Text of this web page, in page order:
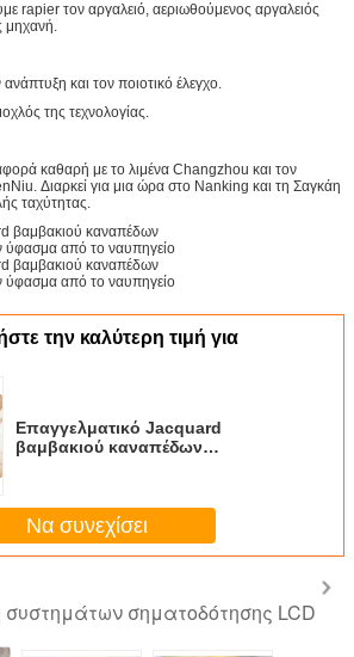
rapier τον αργαλειό, αεριωθούμενος αργαλειός
μηχανή.
και τον ποιοτικό έλεγχο.
της τεχνολογίας.
καθαρή με το λιμένα Changzhou και τον
Διαρκεί για μια ώρα στο Nanking και τη Σαγκάη
ταχύτητας.
την καλύτερη τιμή για
Επαγγελματικό Jacquard
βαμβακιού καναπέδων
Να συνεχίσει
σηματοδότησης LCD